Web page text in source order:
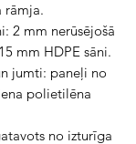
rāmja.
2 mm nerūsējošā
mm HDPE sāni.
jumti: paneļi no
polietilēna
no izturīga